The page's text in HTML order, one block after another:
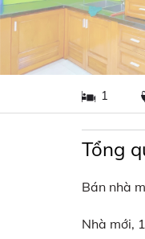
1
Tổng
Bán nhà
Nhà mới,